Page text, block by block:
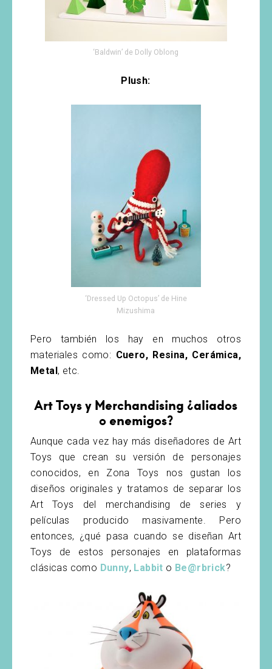
‘Baldwin’ de Dolly Oblong
Plush:
‘Dressed Up Octopus’ de Hine
Mizushima
Pero también los hay en muchos otros
materiales como: Cuero, Resina, Cerámica,
Metal, etc.
Art Toys y Merchandising ¿aliados
o enemigos?
Aunque cada vez hay más diseñadores de Art
Toys que crean su versión de personajes
conocidos, en Zona Toys nos gustan los
diseños originales y tratamos de separar los
Art Toys del merchandising de series y
películas producido masivamente. Pero
entonces, ¿qué pasa cuando se diseñan Art
Toys de estos personajes en plataformas
clásicas como Dunny, Labbit o Be@rbrick?